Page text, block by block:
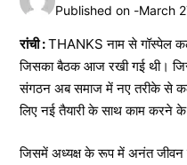
Published on -March
रांची :THANKS नाम से गॉस्पेल
जिसका बैठक आज रखी गई थी।
संगठन अब समाज में नए तरीके से
लिए नई तैयारी के साथ काम करने के
जिसमें अध्यक्ष के रूप में अनंत जीवन